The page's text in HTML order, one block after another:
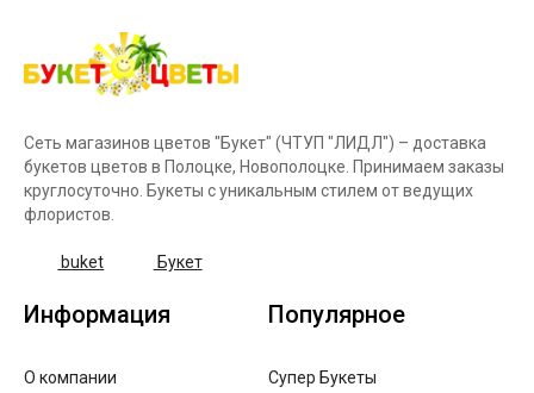
Сеть магазинов цветов "Букет" (ЧТУП "ЛИДЛ") – доставка
букетов цветов в Полоцке, Новополоцке. Принимаем заказы
круглосуточно. Букеты с уникальным стилем от ведущих
флористов.
buket Букет
Информация
О компании
Популярное
Супер Букеты